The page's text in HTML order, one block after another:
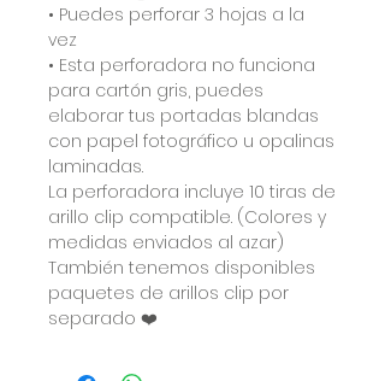
• Puedes perforar 3 hojas a la
vez
• Esta perforadora no funciona
para cartón gris, puedes
elaborar tus portadas blandas
con papel fotográfico u opalinas
laminadas.
La perforadora incluye 10 tiras de
arillo clip compatible. (Colores y
medidas enviados al azar)
También tenemos disponibles
paquetes de arillos clip por
separado ❤️